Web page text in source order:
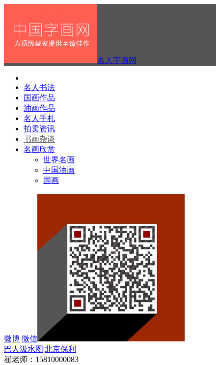
名人字画网
名人书法
国画作品
油画作品
名人手札
拍卖资讯
书画杂谈
名画欣赏
世界名画
中国油画
国画
微博 微信
巴人汲水图|北京保利
崔老师：15810000083